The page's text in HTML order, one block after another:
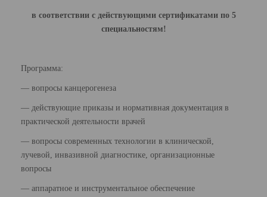
в соответствии с действующими сертификатами по 5
специальностям!
Программа:
— вопросы канцерогенеза
— действующие приказы и нормативная документация в
практической деятельности врачей
— вопросы современных технологии в клинической,
лучевой, инвазивной диагностике, организационные
вопросы
— аппаратное и инструментальное обеспечение